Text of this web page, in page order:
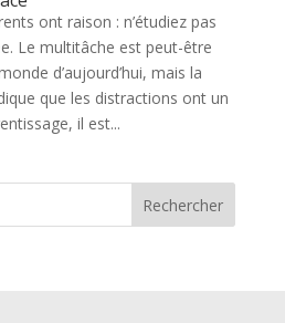
ont raison : n’étudiez pas
Le multitâche est peut-être
d’aujourd’hui, mais la
que les distractions ont un
il est...
Rechercher